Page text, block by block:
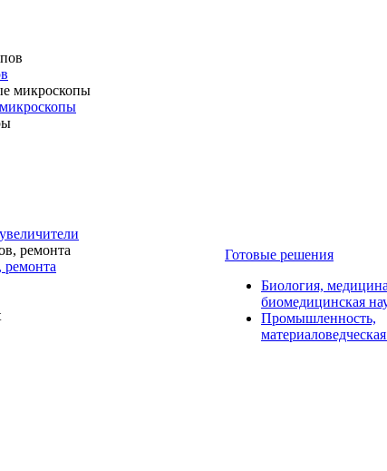
Готовые решения
Биология,
биомедицинская
Промышленность,